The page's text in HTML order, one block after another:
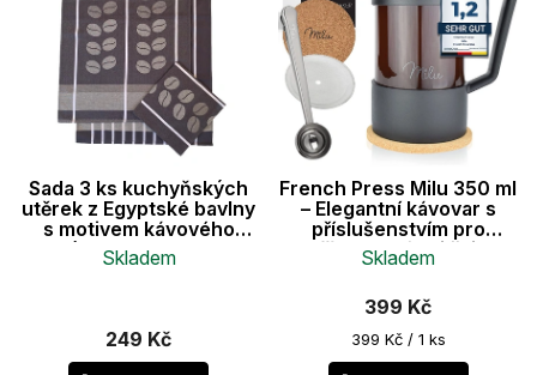
kSada 3 ks kuchyňských
utěrek z Egyptské bavlny
s motivem kávového
mlýnku – 50×70 cm
Skladem
249 Kč
French Press Milu 350 ml
– Elegantní kávovar s
příslušenstvím pro
přípravu kávy i čaje
hodnocení
produktu
Skladem
399 Kč
Měrná
cena:
399 Kč / 1 ks